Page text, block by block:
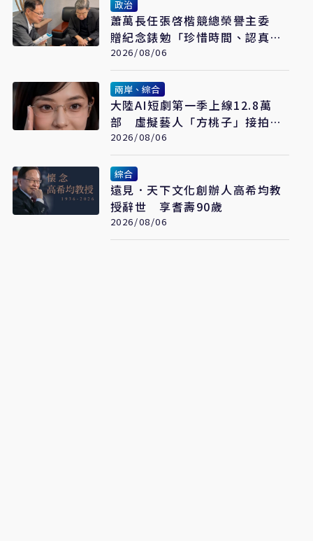
政治
蕭萬長任張啓楷競總榮譽主委
贈紀念錶勉「珍惜時間、認真打
拚」
2026/08/06
兩岸、綜合
大陸AI短劇第一季上線12.8萬
部 虛擬藝人「方桃子」接拍美
瞳廣告
2026/08/06
綜合
遠見．天下文化創辦人高希均教
授辭世 享耆壽90歲
2026/08/06